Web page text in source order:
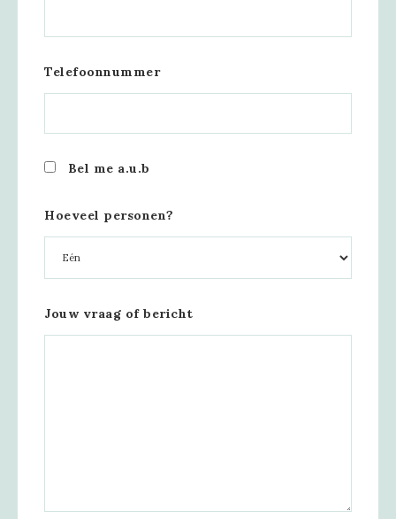
Telefoonnummer
Bel me a.u.b
Hoeveel personen?
Jouw vraag of bericht